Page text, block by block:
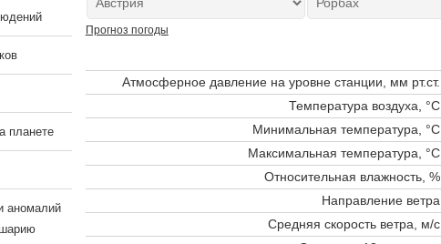
Прогноз погоды
Атмосферное давление на уровне станции, мм рт.ст.
Температура воздуха, °C
Минимальная температура, °C
Максимальная температура, °C
Относительная влажность, %
Направление ветра
Средняя скорость ветра, м/с
планете
аномалий